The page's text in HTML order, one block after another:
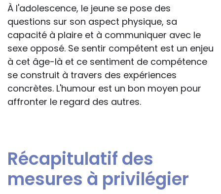
À l'adolescence, le jeune se pose des
questions sur son aspect physique, sa
capacité à plaire et à communiquer avec le
sexe opposé. Se sentir compétent est un enjeu
à cet âge-là et ce sentiment de compétence
se construit à travers des expériences
concrètes. L'humour est un bon moyen pour
affronter le regard des autres.
Récapitulatif des
mesures à privilégier